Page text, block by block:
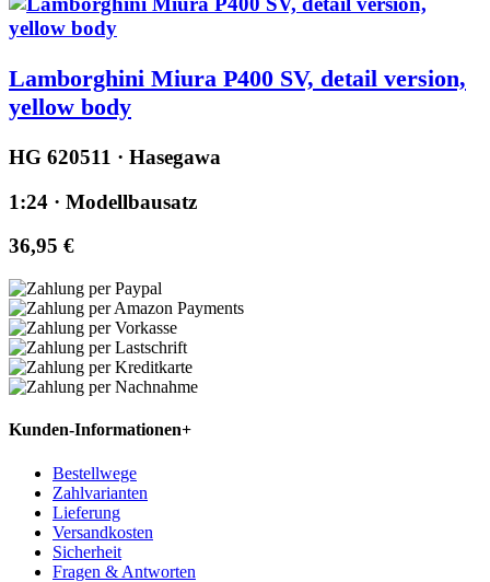
Lamborghini Miura P400 SV, detail version,
yellow body
HG 620511 · Hasegawa
1:24 · Modellbausatz
36,95 €
Kunden-Informationen+
Bestellwege
Zahlvarianten
Lieferung
Versandkosten
Sicherheit
Fragen & Antworten